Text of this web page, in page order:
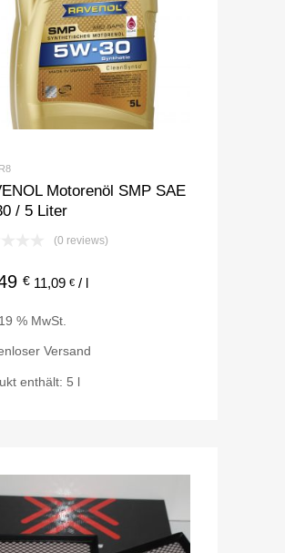
Motorenöl SMP SAE
/ 5 Liter
(0 reviews)
€ 11,09 € / l
% MwSt.
Versand
enthält: 5 l